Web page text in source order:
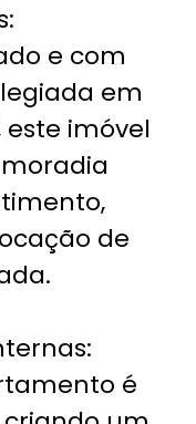
e com
em
imóvel
de
é